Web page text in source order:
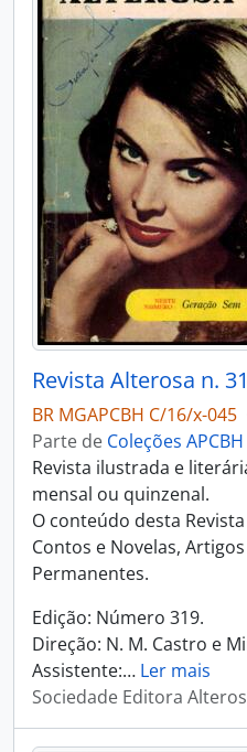
Revista Alterosa n.
BR MGAPCBH C/16/x-045
Parte de Coleções APCBH
Revista ilustrada e
mensal ou quinzenal.
O conteúdo desta
Contos e Novelas,
Permanentes.
Edição: Número 319.
Direção: N. M. Castro e
Assistente:… Ler mais
Sociedade Editora